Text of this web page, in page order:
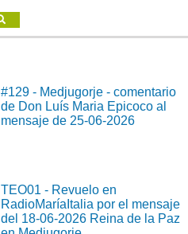
#129 - Medjugorje - comentario
de Don Luís Maria Epicoco al
mensaje de 25-06-2026
TEO01 - Revuelo en
RadioMaríaItalia por el mensaje
del 18-06-2026 Reina de la Paz